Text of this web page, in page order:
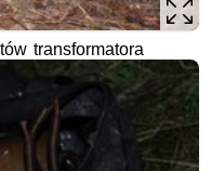
transformatora